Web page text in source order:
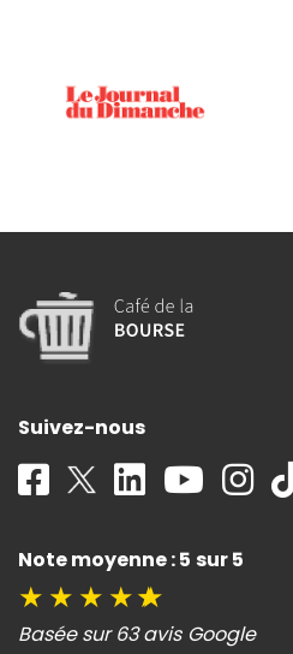
Suivez-nous
Note moyenne : 5 sur 5
★ ★ ★ ★★
Basée sur 63 avis Google